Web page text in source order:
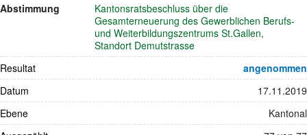
Abstimmung
Kantonsratsbeschluss über die
Gesamterneuerung des Gewerblichen Berufs-
und Weiterbildungszentrums St.Gallen,
Standort Demutstrasse
Resultat
angenommen
Datum
17.11.2019
Ebene
Kantonal